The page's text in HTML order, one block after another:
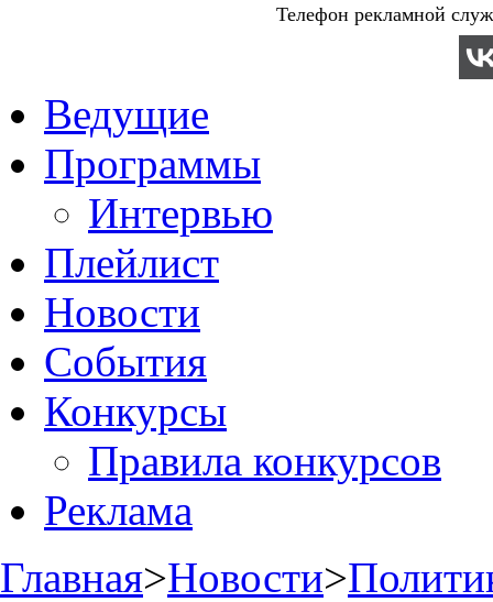
Телефон рекламной
Ведущие
Программы
Интервью
Плейлист
Новости
События
Конкурсы
Правила конкурсов
Реклама
Главная>Новости>